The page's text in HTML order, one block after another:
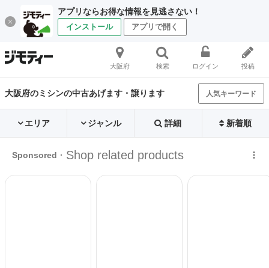
アプリならお得な情報を見逃さない！
インストール アプリで開く
大阪府 検索 ログイン 投稿
大阪府のミシンの中古あげます・譲ります 人気キーワード
エリア ジャンル 詳細 新着順